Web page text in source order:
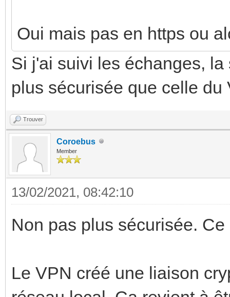
Oui mais pas en https ou
Si j'ai suivi les échanges,
plus sécurisée que celle
Trouver
Coroebus
Member
13/02/2021, 08:42:10
Non pas plus sécurisée.
Le VPN créé une liaison